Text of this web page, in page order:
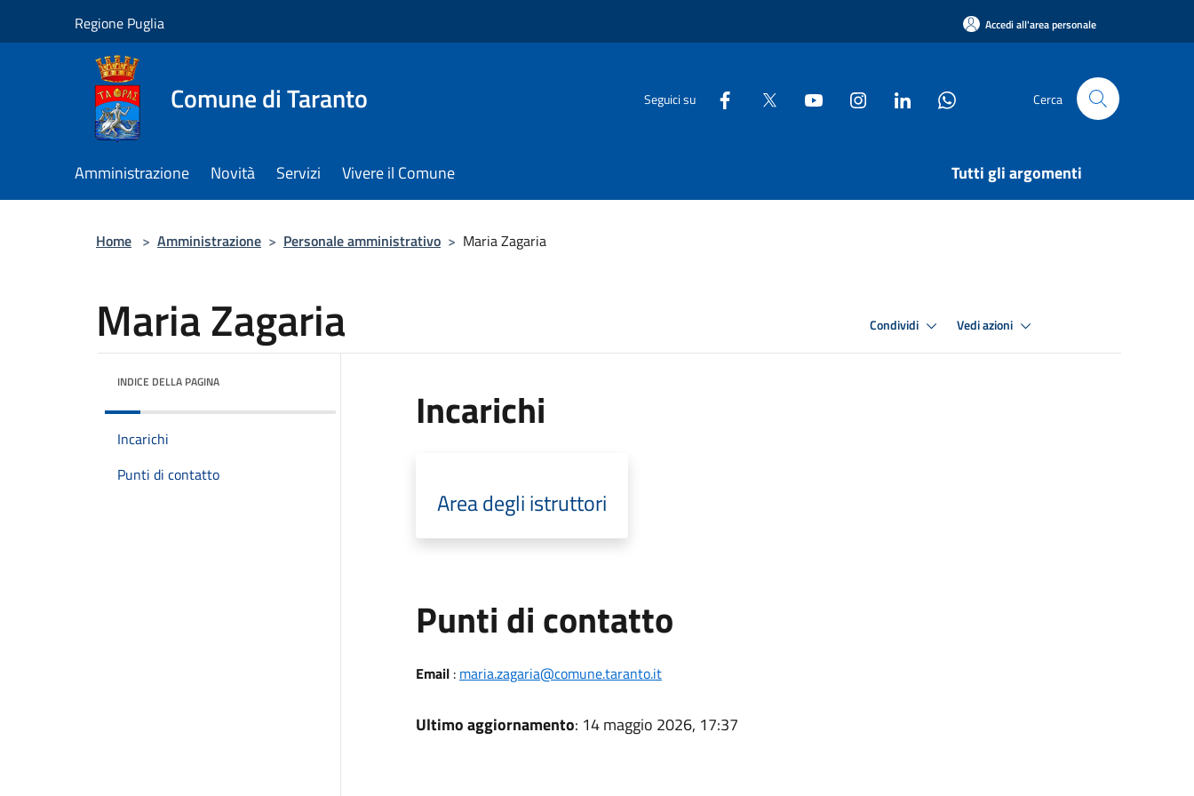
Regione Puglia Accedi all'area personale
Comune di Taranto Seguici su Cerca
Amministrazione Novità Servizi Vivere il Comune Tutti gli argomenti
Home > Amministrazione > Personale amministrativo > Maria Zagaria
Maria Zagaria Condividi Vedi azioni
INDICE DELLA PAGINA
Incarichi
Punti di contatto
Incarichi
Area degli istruttori
Punti di contatto
Email: maria.zagaria@comune.taranto.it
Ultimo aggiornamento: 14 maggio 2026, 17:37